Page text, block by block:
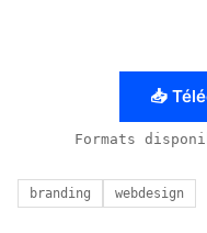
📥
Formats
branding webdesign